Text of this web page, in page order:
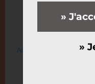
»
»
Accueil Une offre